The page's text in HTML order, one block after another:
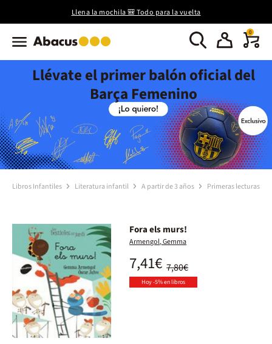
Llena la mochila 🎒 Todo para la vuelta
0
Llévate el primer balón oficial del
Barça Femenino
Libros Infantiles Literatura infantil A partir de 3 años Primeras lecturas
Fora els murs!
Armengol, Gemma
7,80€
7,41€
Hoy -5% en libros